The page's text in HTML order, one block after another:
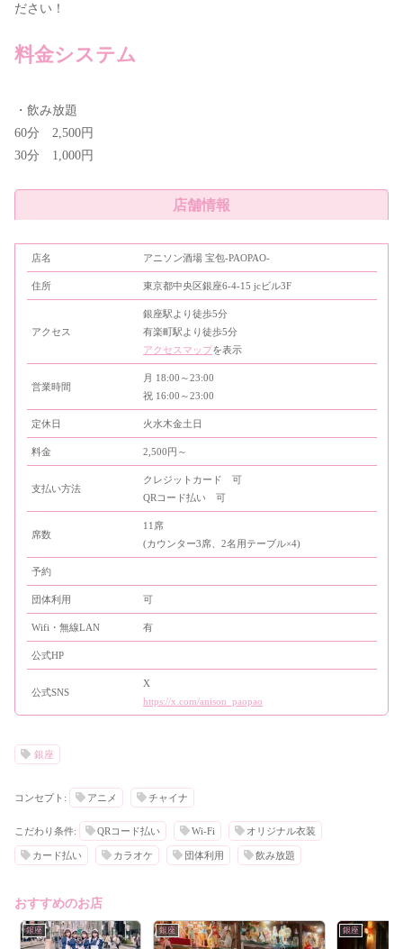
ださい！
料金システム
・飲み放題
60分 2,500円
30分 1,000円
店舗情報
店名 アニソン酒場 宝包-PAOPAO-
住所 東京都中央区銀座6-4-15 jcビル3F
アクセス
銀座駅より徒歩5分
有楽町駅より徒歩5分
アクセスマップを表示
営業時間
月 18:00～23:00
祝 16:00～23:00
定休日 火水木金土日
料金 2,500円～
支払い方法
クレジットカード 可
QRコード払い 可
席数
11席
(カウンター3席、2名用テーブル×4)
予約
団体利用 可
Wifi・無線LAN 有
公式HP
公式SNS
X
https://x.com/anison_paopao
銀座
コンセプト: アニメ チャイナ
こだわり条件: QRコード払い Wi-Fi オリジナル衣装
カード払い カラオケ 団体利用 飲み放題
おすすめのお店
銀座 銀座 銀座